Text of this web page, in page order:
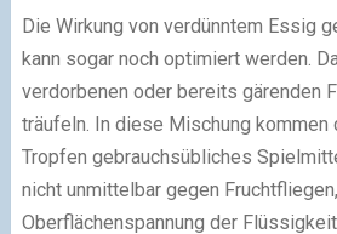
Die Wirkung von verdünntem Essig
kann sogar noch optimiert werden.
verdorbenen oder bereits gärenden
träufeln. In diese Mischung kommen
Tropfen gebrauchsübliches
nicht unmittelbar gegen
Oberflächenspannung der